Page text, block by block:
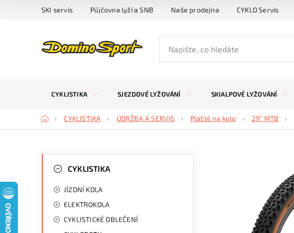
SKI servis Půjčovna lyží a SNB Naše prodejna CYKLO Servis
CYKLISTIKA SJEZDOVÉ LYŽOVÁNÍ SKIALPOVÉ LYŽOVÁNÍ
DomůCYKLISTIKA ÚDRŽBA A SERVIS Pláště na kolo 29" MTB
kategorieCYKLISTIKA
JÍZDNÍ KOLA
ELEKTROKOLA
CYKLISTICKÉ OBLEČENÍ